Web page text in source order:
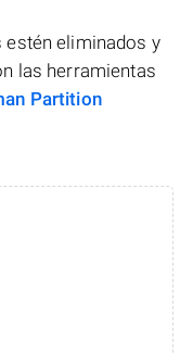
eliminados y
las herramientas
Partition